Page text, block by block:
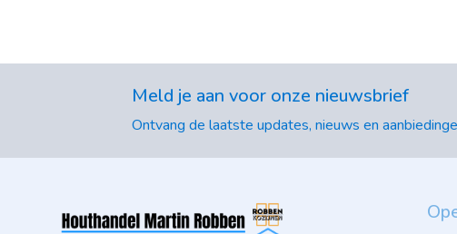
Meld je aan voor onze nieuwsbrief
Ontvang de laatste updates, nieuws en